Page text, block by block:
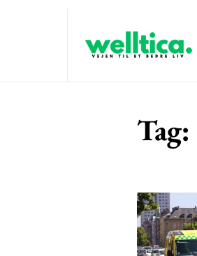
Tag: